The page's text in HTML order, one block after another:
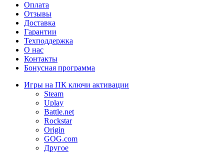
Оплата
Отзывы
Доставка
Гарантии
Техподдержка
О нас
Контакты
Бонусная программа
Игры на ПК ключи активации
Steam
Uplay
Battle.net
Rockstar
Origin
GOG.com
Другое